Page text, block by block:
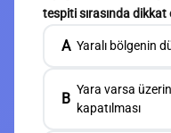
tespiti sırasında
A Yaralı bölgenin
B
Yara varsa
kapatılması